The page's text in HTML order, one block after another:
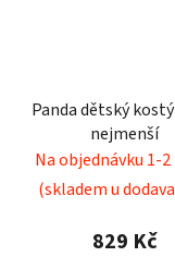
Panda dětský
nejmenší
Na objednávku 1-
(skladem u
829 Kč